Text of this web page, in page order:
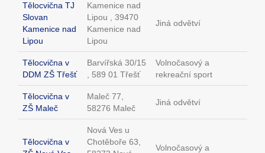
Tělocvična TJ
Slovan
Kamenice nad
Lipou
Kamenice nad
Lipou , 39470
Kamenice nad
Lipou
Jiná odvětví
Tělocvična v
DDM ZŠ Třešť
Barvířská 30/15
, 589 01 Třešť
Volnočasový a
rekreační sport
Tělocvična v
ZŠ Maleč
Maleč 77,
58276 Maleč
Jiná odvětví
Tělocvična v
Nová Ves u
Chotěboře 63,
Volnočasový a